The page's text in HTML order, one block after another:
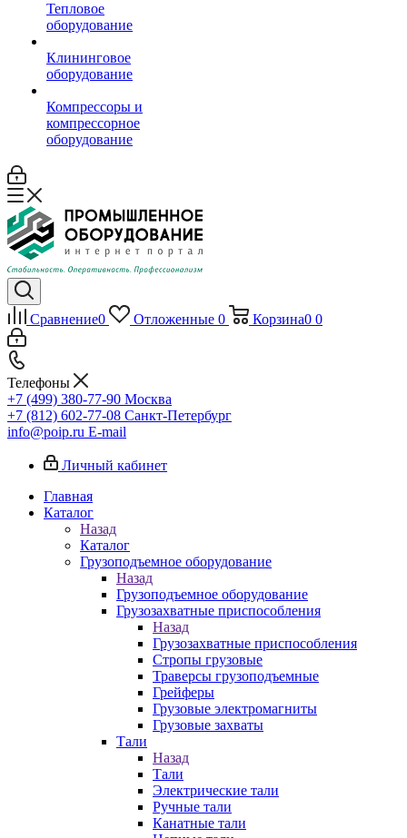
Тепловое
оборудование
Клининговое
оборудование
Компрессоры и
компрессорное
оборудование
Сравнение0 Отложенные 0 Корзина0 0
Телефоны
+7 (499) 380-77-90 Москва
+7 (812) 602-77-08 Санкт-Петербург
info@poip.ru E-mail
Личный кабинет
Главная
Каталог
Назад
Каталог
Грузоподъемное оборудование
Назад
Грузоподъемное оборудование
Грузозахватные приспособления
Назад
Грузозахватные приспособления
Стропы грузовые
Траверсы грузоподъемные
Грейферы
Грузовые электромагниты
Грузовые захваты
Тали
Назад
Тали
Электрические тали
Ручные тали
Канатные тали